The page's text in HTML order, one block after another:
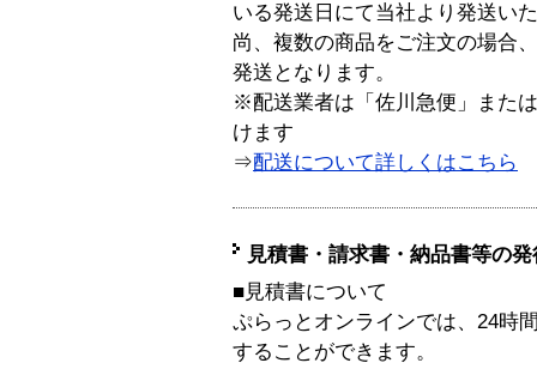
いる発送日にて当社より発送い
尚、複数の商品をご注文の場合
発送となります。
※配送業者は「佐川急便」また
けます
⇒配送について詳しくはこちら
見積書・請求書・納品書等の
■見積書について
ぷらっとオンラインでは、24時
することができます。